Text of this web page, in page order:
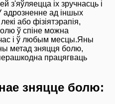
з'яўляецца іх зручнасць і
адрозненне ад іншых
або фізіятэрапія,
ў спіне можна
і ў любым месцы.Яны
метад зняцця болю,
працягваць
зняцце болю: